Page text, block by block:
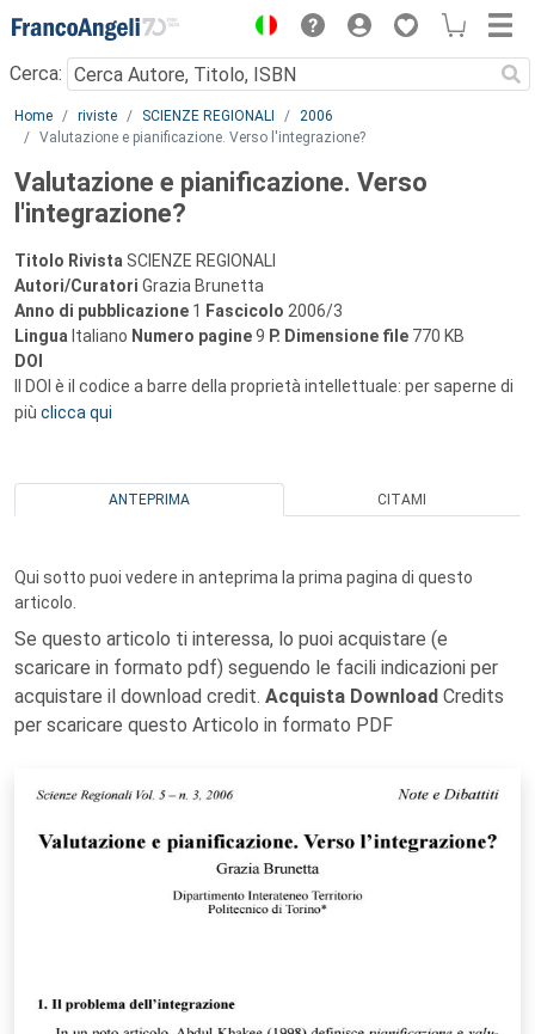
Menu
Cerca:
Main content
Home riviste SCIENZE REGIONALI
2006
Valutazione e pianificazione. Verso l'integrazione?
Valutazione e pianificazione. Verso
l'integrazione?
Titolo Rivista SCIENZE REGIONALI
Autori/Curatori Grazia Brunetta
Anno di pubblicazione 1 Fascicolo 2006/3
Lingua Italiano Numero pagine9 P. Dimensione file 770 KB
DOI
Il DOI è il codice a barre della proprietà intellettuale: per saperne di
più clicca qui
ANTEPRIMA CITAMI
Qui sotto puoi vedere in anteprima la prima pagina di questo
articolo.
Se questo articolo ti interessa, lo puoi acquistare (e
scaricare in formato pdf) seguendo le facili indicazioni per
acquistare il download credit. Acquista Download Credits
per scaricare questo Articolo in formato PDF